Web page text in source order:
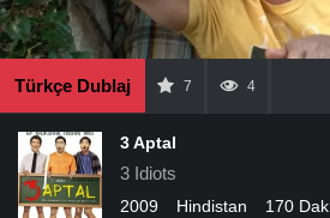
Türkçe Dublaj 7 4
3 Aptal
3 Idiots
2009 Hindistan 170 Dak.